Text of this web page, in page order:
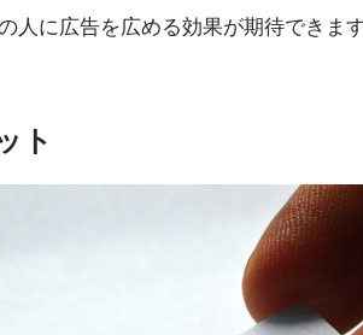
人に広告を広める効果が期待できます
ト